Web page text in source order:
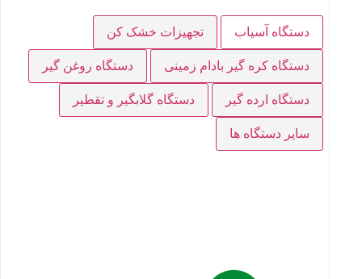
دستگاه آسیاب تجهیزات خشک کن
دستگاه کره گیر بادام زمینی دستگاه روغن گیر
دستگاه ارده گیر دستگاه گلابگیر و تقطیر
سایر دستگاه ها